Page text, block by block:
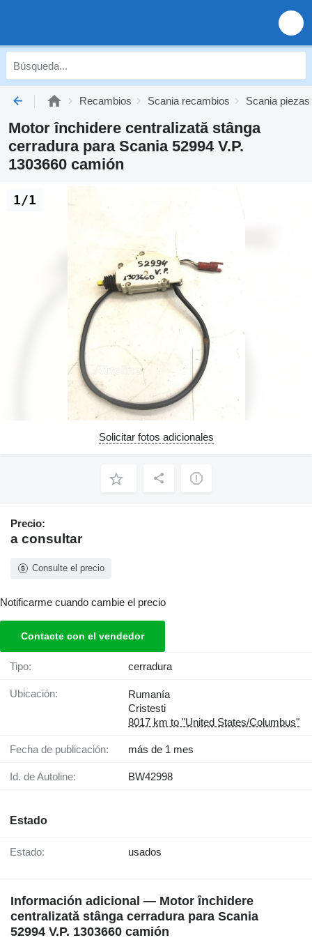
Recambios Scania recambios Scania
Motor închidere centralizată stânga
cerradura para Scania 52994 V.P.
1303660 camión
1/1
Solicitar fotos adicionales
Precio:
a consultar
Consulte el precio
Notificarme cuando cambie el precio
Contacte con el vendedor
Tipo: cerradura
Ubicación:
Rumanía
Cristesti
8017 km to "United States/Columbus"
Fecha de publicación: más de 1 mes
Id. de Autoline: BW42998
Estado
Estado: usados
Información adicional — Motor închidere
centralizată stânga cerradura para Scania
52994 V.P. 1303660 camión